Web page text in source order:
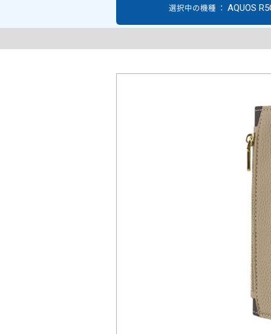
選択中の機種 ： AQUOS